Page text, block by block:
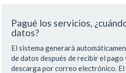
Pagué los servicios,
datos?
El sistema generará
de datos después de recibir el pago
descarga por correo electrónico.